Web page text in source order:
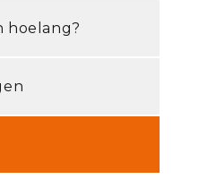
hoelang?